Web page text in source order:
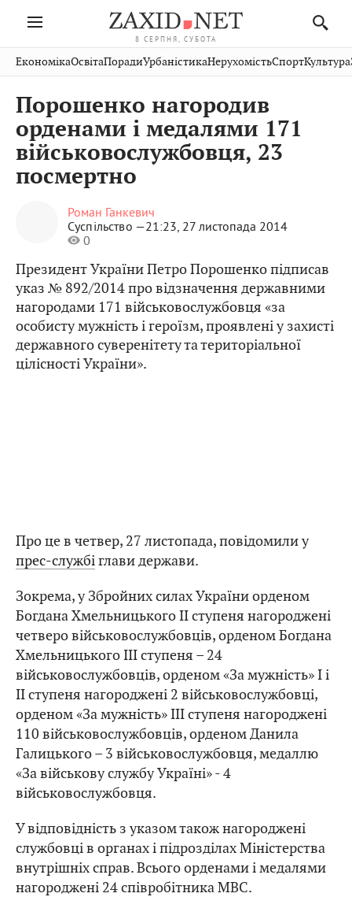
8 СЕРПНЯ, СУБОТА
Івано-
Франківськ
Волинь
Закарпаття
Рівне
Шептицький
Стрий
Хмельницький
Публікації
Авто СловкоКультура
Кіно Дім Спорт
ФотоОсвітаНерухомість
Домашні
тварини
ЕкономікаОсвітаПорадиУрбаністикаНерухомістьСпортКультура
Порошенко нагородив
орденами і медалями 171
військовослужбовця, 23
посмертно
Роман Ганкевич
Суспільство —21:23, 27 листопада 2014
0
Президент України Петро Порошенко підписав
указ № 892/2014 про відзначення державними
нагородами 171 військовослужбовця «за
особисту мужність і героїзм, проявлені у захисті
державного суверенітету та територіальної
цілісності України».
Про це в четвер, 27 листопада, повідомили у
прес-службіглави держави.
Зокрема, у Збройних силах України орденом
Богдана Хмельницького II ступеня нагороджені
четверо військовослужбовців, орденом Богдана
Хмельницького III ступеня – 24
військовослужбовців, орденом «За мужність» I і
II ступеня нагороджені 2 військовослужбовці,
орденом «За мужність» III ступеня нагороджені
110 військовослужбовців, орденом Данила
Галицького – 3 військовослужбовця, медаллю
«За військову службу Україні» - 4
військовослужбовця.
У відповідність з указом також нагороджені
службовці в органах і підрозділах Міністерства
внутрішніх справ. Всього орденами і медалями
нагороджені 24 співробітника МВС.